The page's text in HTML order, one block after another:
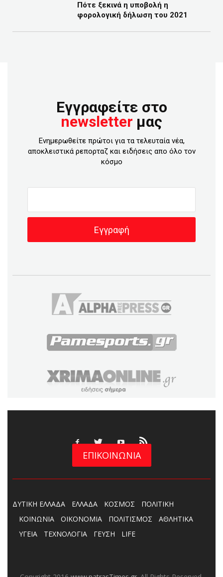
Πότε ξεκινά η υποβολή η
φορολογική δήλωση του 2021
Εγγραφείτε στο
newsletter μας
Ενημερωθείτε πρώτοι για τα τελευταία νέα,
αποκλειστικά ρεπορταζ και ειδήσεις απο όλο τον
κόσμο
ΕΠΙΚΟΙΝΩΝΙΑ
ΔΥΤΙΚΗ ΕΛΛΑΔΑ ΕΛΛΑΔΑ ΚΟΣΜΟΣ
ΠΟΛΙΤΙΚΗ
ΚΟΙΝΩΝΙΑ
ΟΙΚΟΝΟΜΙΑ ΠΟΛΙΤΙΣΜΟΣ
ΑΘΛΗΤΙΚΑ
ΥΓΕΙΑ
ΤΕΧΝΟΛΟΓΙΑ ΓΕΥΣΗ LIFE